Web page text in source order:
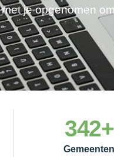
je opgenomen
Gemeenten
342+